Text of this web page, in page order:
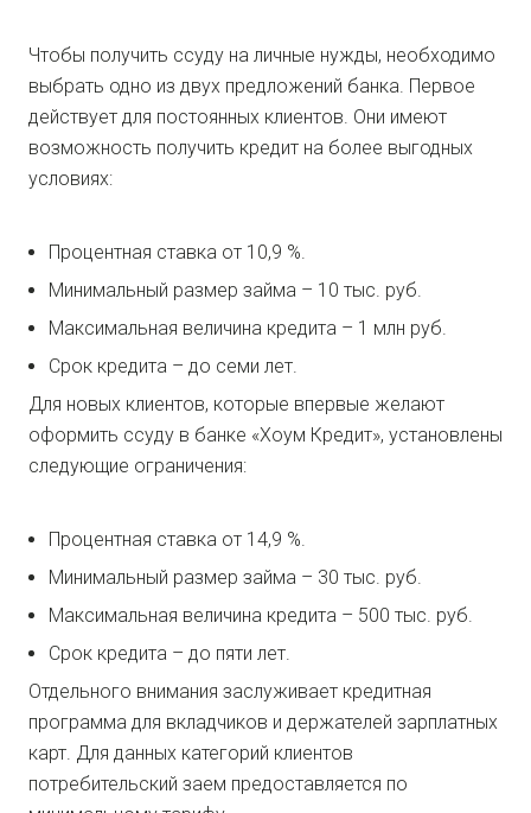
Чтобы получить ссуду на личные нужды, необходимо
выбрать одно из двух предложений банка. Первое
действует для постоянных клиентов. Они имеют
возможность получить кредит на более выгодных
условиях:
Процентная ставка от 10,9 %.
Минимальный размер займа – 10 тыс. руб.
Максимальная величина кредита – 1 млн руб.
Срок кредита – до семи лет.
Для новых клиентов, которые впервые желают
оформить ссуду в банке «Хоум Кредит», установлены
следующие ограничения:
Процентная ставка от 14,9 %.
Минимальный размер займа – 30 тыс. руб.
Максимальная величина кредита – 500 тыс. руб.
Срок кредита – до пяти лет.
Отдельного внимания заслуживает кредитная
программа для вкладчиков и держателей зарплатных
карт. Для данных категорий клиентов
потребительский заем предоставляется по